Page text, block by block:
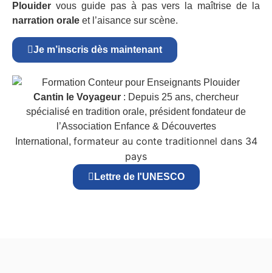
Plouider vous guide pas à pas vers la maîtrise de la
narration orale et l’aisance sur scène.
Je m’inscris dès maintenant
Cantin le Voyageur : Depuis 25 ans, chercheur
spécialisé en tradition orale, président fondateur de
l’Association Enfance & Découvertes
International, formateur au conte traditionnel dans 34
pays
Lettre de l'UNESCO